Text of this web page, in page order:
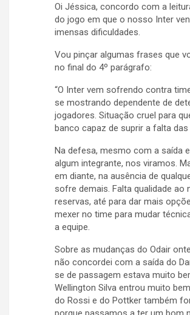
Oi Jéssica, concordo com a
do jogo em que o nosso Inter
imensas dificuldades.
Vou pinçar algumas frases que
no final do 4º parágrafo:
“O Inter vem sofrendo contra
se mostrando dependente de
jogadores. Situação cruel para
banco capaz de suprir a falta das
Na defesa, mesmo com a saída
algum integrante, nos viramos.
em diante, na ausência de
sofre demais. Falta qualidade ao
reservas, até para dar mais
mexer no time para mudar
a equipe.
Sobre as mudanças do Odair
não concordei com a saída do
se de passagem estava muito
Wellington Silva entrou muito
do Rossi e do Pottker também